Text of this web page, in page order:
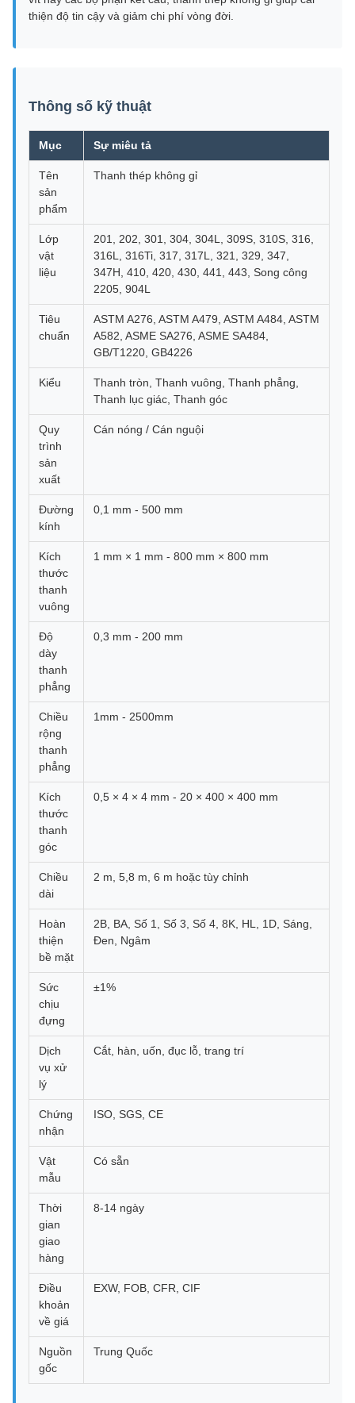
thiện độ tin cậy và giảm chi phí vòng đời.
Thông số kỹ thuật
Mục Sự miêu tả
Tên
sản
phẩm
Thanh thép không gỉ
Lớp
vật
liệu
201, 202, 301, 304, 304L, 309S, 310S, 316,
316L, 316Ti, 317, 317L, 321, 329, 347,
347H, 410, 420, 430, 441, 443, Song công
2205, 904L
Tiêu
chuẩn
ASTM A276, ASTM A479, ASTM A484, ASTM
A582, ASME SA276, ASME SA484,
GB/T1220, GB4226
Kiểu
Thanh tròn, Thanh vuông, Thanh phẳng,
Thanh lục giác, Thanh góc
Quy
trình
sản
xuất
Cán nóng / Cán nguội
Đường
kính
0,1 mm - 500 mm
Kích
thước
thanh
vuông
1 mm × 1 mm - 800 mm × 800 mm
Độ
dày
thanh
phẳng
0,3 mm - 200 mm
Chiều
rộng
thanh
phẳng
1mm - 2500mm
Kích
thước
thanh
góc
0,5 × 4 × 4 mm - 20 × 400 × 400 mm
Chiều
dài
2 m, 5,8 m, 6 m hoặc tùy chỉnh
Hoàn
thiện
bề mặt
2B, BA, Số 1, Số 3, Số 4, 8K, HL, 1D, Sáng,
Đen, Ngâm
Sức
chịu
đựng
±1%
Dịch
vụ xử
lý
Cắt, hàn, uốn, đục lỗ, trang trí
Chứng
nhận
ISO, SGS, CE
Vật
mẫu
Có sẵn
Thời
gian
giao
hàng
8-14 ngày
Điều
khoản
về giá
EXW, FOB, CFR, CIF
Nguồn
gốc
Trung Quốc